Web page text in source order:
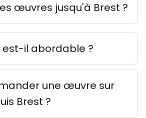
œuvres jusqu'à Brest ?
est-il abordable ?
une œuvre sur
Brest ?